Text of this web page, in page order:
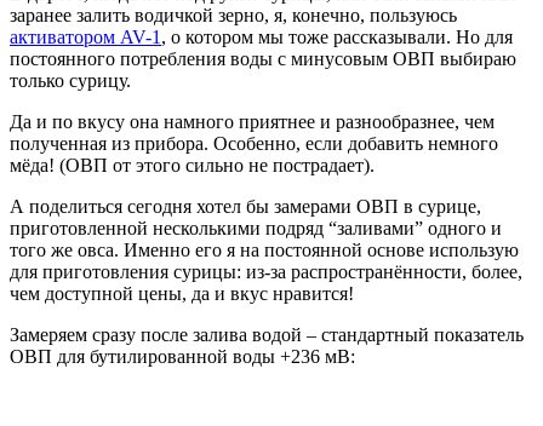
заранее залить водичкой зерно, я, конечно, пользуюсь
активатором AV-1 , о котором мы тоже рассказывали. Но для
постоянного потребления воды с минусовым ОВП выбираю
только сурицу.
Да и по вкусу она намного приятнее и разнообразнее, чем
полученная из прибора. Особенно, если добавить немного
мёда! (ОВП от этого сильно не пострадает).
А поделиться сегодня хотел бы замерами ОВП в сурице,
приготовленной несколькими подряд “заливами” одного и
того же овса. Именно его я на постоянной основе использую
для приготовления сурицы: из-за распространённости, более,
чем доступной цены, да и вкус нравится!
Замеряем сразу после залива водой – стандартный показатель
ОВП для бутилированной воды +236 мВ: